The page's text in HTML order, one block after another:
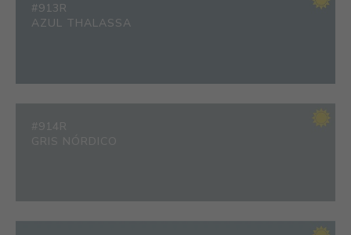
#913R
AZUL THALASSA
#914R
GRIS NÓRDICO